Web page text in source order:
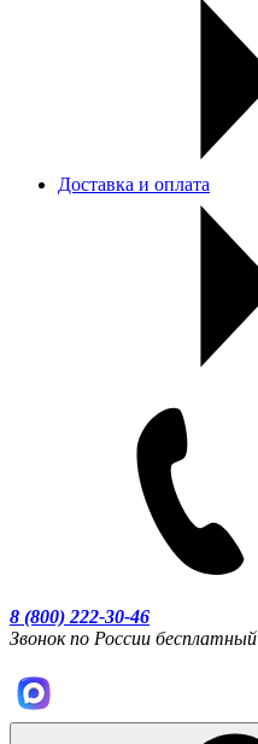
Доставка и оплата
8 (800) 222-30-46
Звонок по России бесплатный